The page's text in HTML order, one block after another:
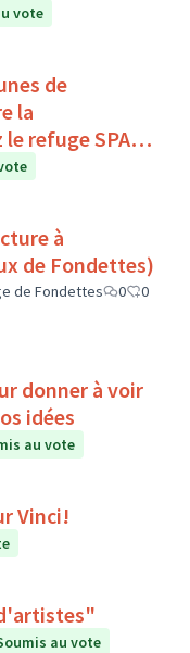
vote
de
la
refuge SPA
à
Roux de Fondettes)
de Fondettes 0
0
donner à voir
idées
au vote
Vinci!
au vote